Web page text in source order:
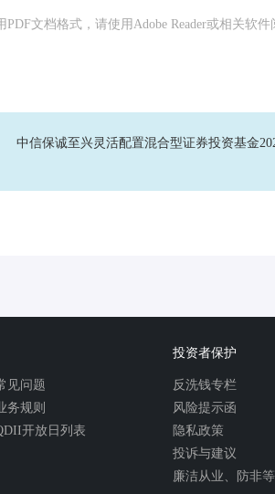
PDF文档格式，请使用Adobe Reader或相关软件
中信保诚至兴灵活配置混合型证券投资基金
见问题
务规则
开放日列表
投资者保护
反洗钱专栏
风险提示函
隐私政策
投诉与建议
廉洁从业、防非